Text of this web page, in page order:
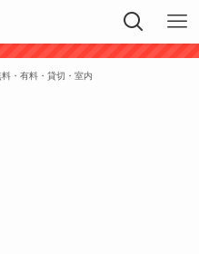
・有料・貸切・室内